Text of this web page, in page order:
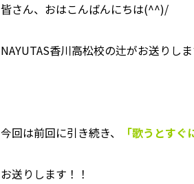
皆さん、おはこんばんにちは(^^)/
NAYUTAS香川高松校の辻がお送りし
今回は前回に引き続き、 「歌うとす
お送りします！！